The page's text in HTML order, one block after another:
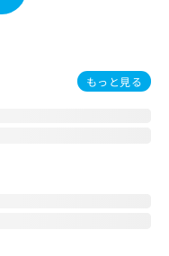
もっと見る